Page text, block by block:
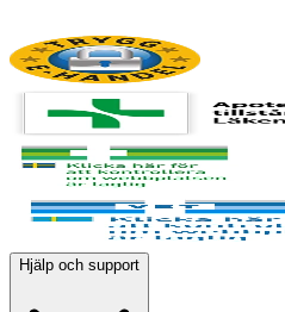
Hjälp och support